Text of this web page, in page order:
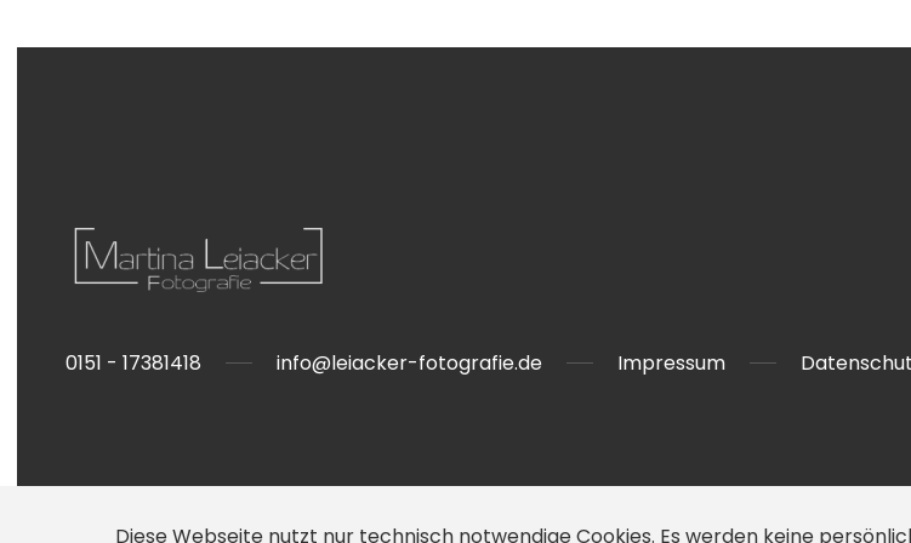
Diese Webseite nutzt nur technisch notwendige Cookies. Es werden keine
0151 - 17381418 info@leiacker-fotografie.de Impressum